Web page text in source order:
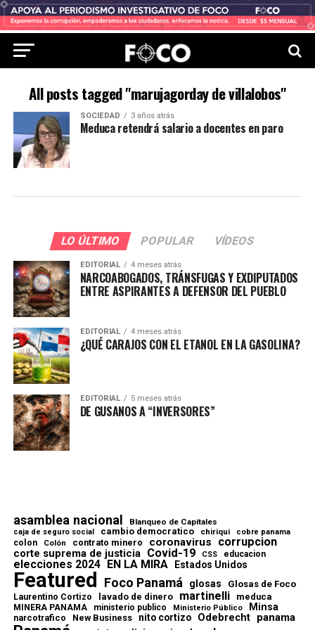
All posts tagged "marujagorday de villalobos"
SOCIEDAD 3 años atrás
Meduca retendrá salario a docentes en paro
LO ÚLTIMO POPULAR VÍDEOS
EDITORIAL 4 meses atrás
NARCOABOGADOS, TRÁNSFUGAS Y EXDIPUTADOS
ENTRE ASPIRANTES A DEFENSOR DEL PUEBLO
EDITORIAL 4 meses atrás
¿QUÉ CARAJOS CON EL ETANOL EN LA GASOLINA?
EDITORIAL 5 meses atrás
DE GUSANOS A “INVERSORES”
asamblea nacional Blanqueo de Capitales
caja de seguro social cambio democratico chiriqui cobre panama
colon Colón contrato minero coronavirus corrupcion
corte suprema de justicia Covid-19 CSS educacion
elecciones 2024 EN LA MIRA Estados Unidos
Featured Foco Panamá glosas Glosas de Foco
Laurentino Cortizo lavado de dinero martinelli meduca
MINERA PANAMA ministerio publico Ministerio Público Minsa
narcotrafico New Business nito cortizo Odebrecht panama